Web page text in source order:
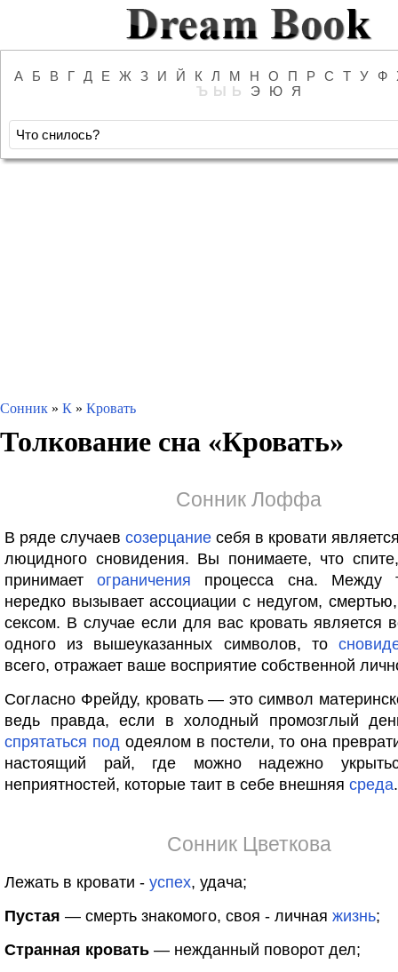
А Б В Г Д Е Ж З И Й К Л М Н О П Р С Т У Ф
Ъ Ы Ь Э Ю Я
Сонник » К » Кровать
Толкование сна «Кровать»
Сонник Лоффа
В ряде случаев созерцание себя в кровати
люцидного сновидения. Вы понимаете, что
принимаетограничения процесса сна. Между
нередко вызывает ассоциации с недугом,
сексом. В случае если для вас кровать является
одного из вышеуказанных символов, то
всего, отражает ваше восприятие собственной
Согласно Фрейду, кровать — это символ
ведь правда, если в холодный промозглый
спрятаться пододеялом в постели, то она
настоящий рай, где можно надежно
неприятностей, которые таит в себе внешняя среда.
Сонник Цветкова
Лежать в кровати - успех, удача;
Пустая — смерть знакомого, своя - личная жизнь;
Странная кровать — нежданный поворот дел;